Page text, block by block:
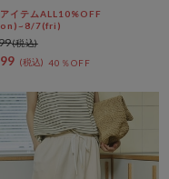
イテムALL10%OFF
7(fri)
40％OFF